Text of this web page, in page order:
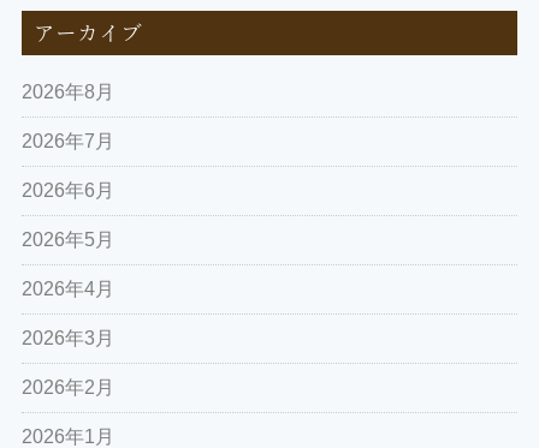
アーカイブ
2026年8月
2026年7月
2026年6月
2026年5月
2026年4月
2026年3月
2026年2月
2026年1月